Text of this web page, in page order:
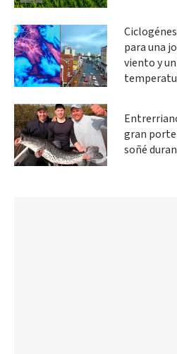
para una
viento y
gran porte
soñé